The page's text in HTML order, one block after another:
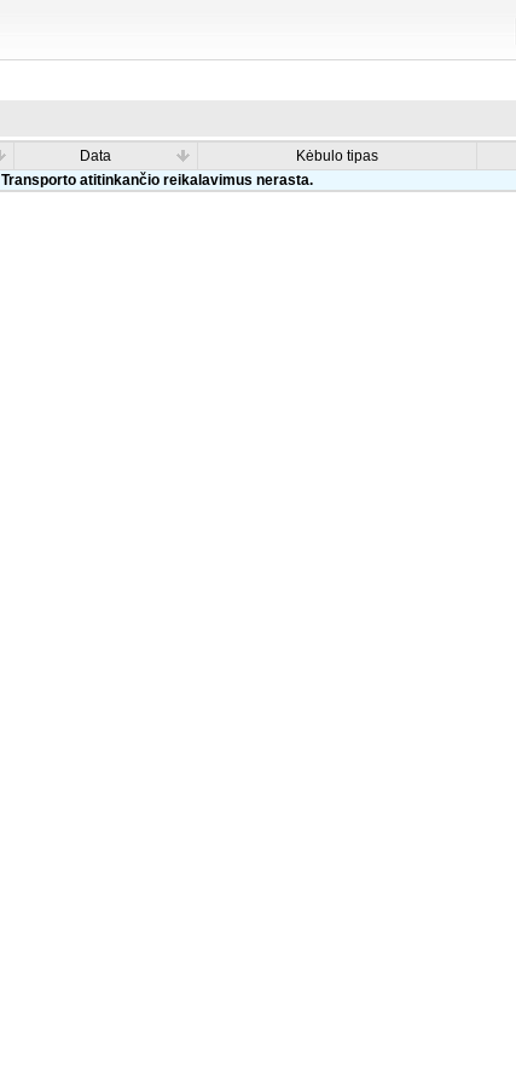
Data Kėbulo tipas
Transporto atitinkančio reikalavimus nerasta.